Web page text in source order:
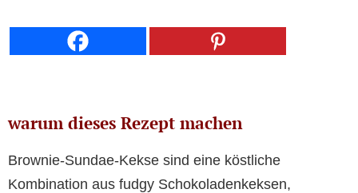
warum dieses Rezept machen
Brownie-Sundae-Kekse sind eine köstliche
Kombination aus fudgy Schokoladenkeksen,